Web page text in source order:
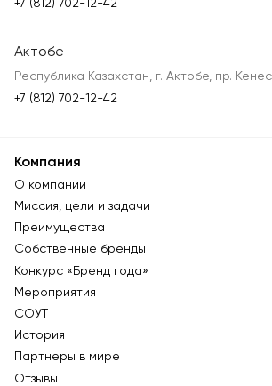
+7 (812) 702-12-42
Актобе
Республика Казахстан, г. Актобе, пр.
+7 (812) 702-12-42
Компания
О компании
Миссия, цели и задачи
Преимущества
Собственные бренды
Конкурс «Бренд года»
Мероприятия
СОУТ
История
Партнеры в мире
Отзывы